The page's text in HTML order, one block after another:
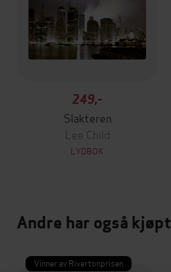
249,-
Slakteren
Lee Child
LYDBOK
Andre har også kjøpt
Vinner av Rivertonprisen